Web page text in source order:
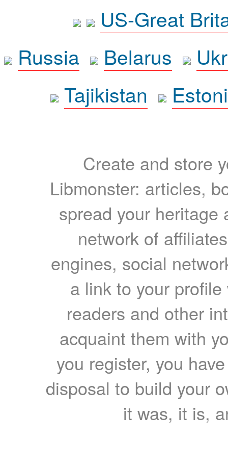
US-Great
Russia
Belarus
Tajikistan
Create and store
Libmonster: articles,
spread your heritage
network of
engines, social
a link to your
readers and other
acquaint them with
you register, you
disposal to build your
it was, it is,